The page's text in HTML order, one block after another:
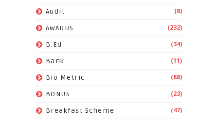
Audit (8)
AWARDS (232)
B.Ed (34)
Bank (11)
Bio Metric (88)
BONUS (23)
Breakfast Scheme (47)